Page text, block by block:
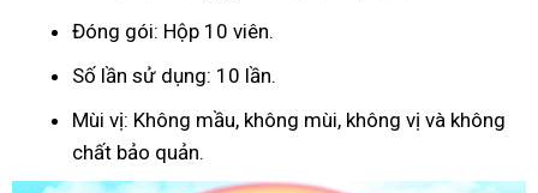
Đóng gói: Hộp 10 viên.
Số lần sử dụng: 10 lần.
Mùi vị: Không mầu, không mùi, không vị và không
chất bảo quản.